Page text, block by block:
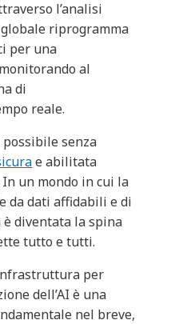
l’analisi
riprogramma
per una
al
di
reale.
senza
e abilitata
un mondo in cui la
da dati affidabili e di
diventata la spina
tutto e tutti.
per
dell’AI è una
nel breve,